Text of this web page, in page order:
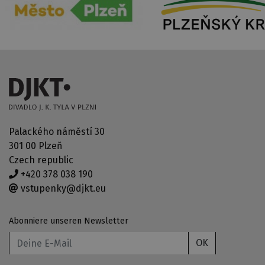
Palackého náměstí 30
301 00 Plzeň
Czech republic
+420 378 038 190
vstupenky@djkt.eu
Abonniere unseren Newsletter
OK